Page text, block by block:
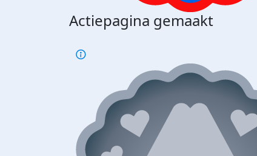
Actiepagina gemaakt